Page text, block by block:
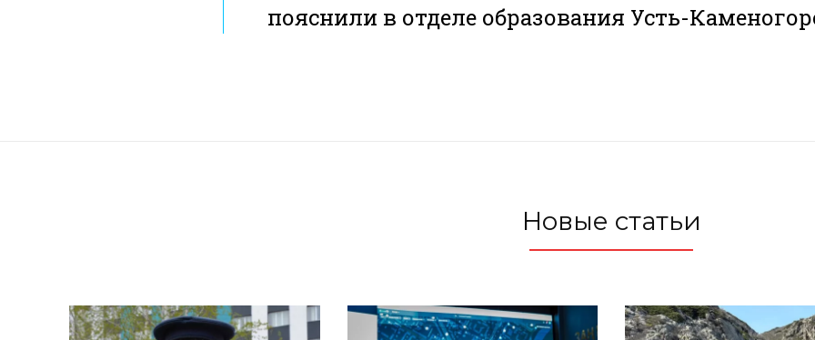
пояснили в отделе образования Усть-
Новые статьи